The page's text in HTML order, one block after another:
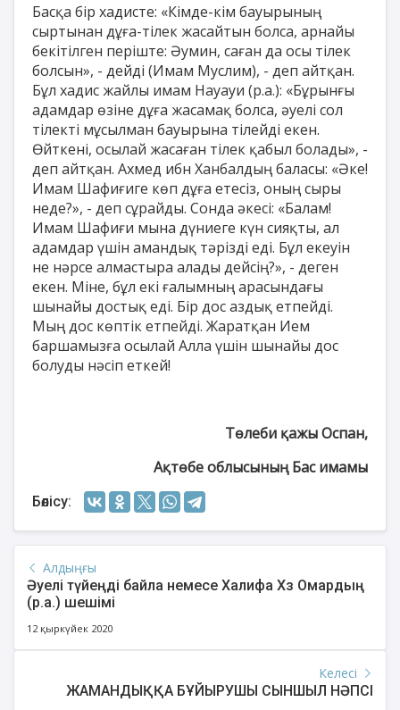
Басқа бір хадисте: «Кімде-кім бауырының
сыртынан дұға-тілек жасайтын болса, арнайы
бекітілген періште: Әумин, саған да осы тілек
болсын», - дейді (Имам Муслим), - деп айтқан.
Бұл хадис жайлы имам Науауи (р.а.): «Бұрынғы
адамдар өзіне дұға жасамақ болса, әуелі сол
тілекті мұсылман бауырына тілейді екен.
Өйткені, осылай жасаған тілек қабыл болады», -
деп айтқан. Ахмед ибн Ханбалдың баласы: «Әке!
Имам Шафиғиге көп дұға етесіз, оның сыры
неде?», - деп сұрайды. Сонда әкесі: «Балам!
Имам Шафиғи мына дүниеге күн сияқты, ал
адамдар үшін амандық тәрізді еді. Бұл екеуін
не нәрсе алмастыра алады дейсің?», - деген
екен. Міне, бұл екі ғалымның арасындағы
шынайы достық еді. Бір дос аздық етпейді.
Мың дос көптік етпейді. Жаратқан Ием
баршамызға осылай Алла үшін шынайы дос
болуды нәсіп еткей!
Төлеби қажы Оспан,
Ақтөбе облысының Бас имамы
Бөлісу:
Алдыңғы
Әуелі түйеңді байла немесе Халифа Хз Омардың
(р.а.) шешімі
12 қыркүйек 2020
Келесі
ЖАМАНДЫҚҚА БҰЙЫРУШЫ СЫНШЫЛ НӘПСІ